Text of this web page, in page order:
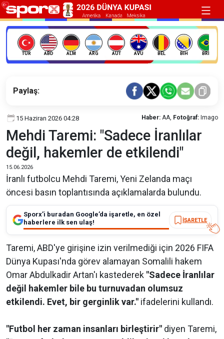
TÜR ABD ALM ARG AUT AVU BEL BIH BRE
Paylaş:
15 Haziran 2026 04:28 Haber: AA, Fotoğraf: Imago
Mehdi Taremi: "Sadece İranlılar
değil, hakemler de etkilendi"
15.06.2026
İranlı futbolcu Mehdi Taremi, Yeni Zelanda maçı
öncesi basın toplantısında açıklamalarda bulundu.
Sporx’i buradan Google’da işaretle, en özel
haberlere ilk sen ulaş!
İŞARETLE
Taremi, ABD'ye girişine izin verilmediği için 2026 FIFA
Dünya Kupası'nda görev alamayan Somalili hakem
Omar Abdulkadir Artan'ı kastederek "Sadece İranlılar
değil hakemler bile bu turnuvadan olumsuz
etkilendi. Evet, bir gerginlik var." ifadelerini kullandı.
"Futbol her zaman insanları birleştirir" diyen Taremi,